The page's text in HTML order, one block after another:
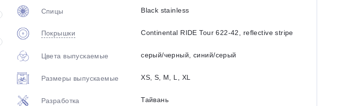
Спицы Black stainless
Покрышки Continental RIDE Tour 622-42, reflective stripe
Цвета выпускаемые серый/черный, синий/серый
Размеры выпускаемые XS, S, M, L, XL
Разработка Тайвань